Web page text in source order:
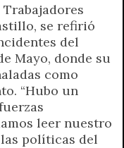
se refirió
del
Mayo, donde su
como
“Hubo un
leer nuestro
políticas del